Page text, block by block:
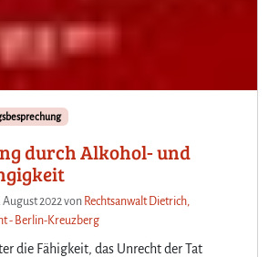
durch Alkohol- und
August 2022von Rechtsanwalt Dietrich,
- Berlin-Kreuzberg
die Fähigkeit, das Unrecht der Tat